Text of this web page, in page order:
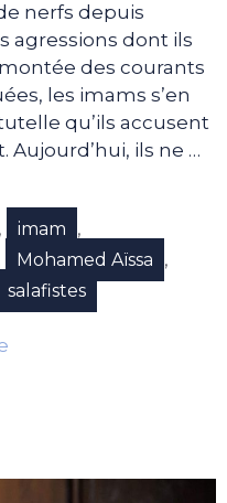
nerfs depuis
agressions dont ils
des courants
les imams s’en
qu’ils accusent
Aujourd’hui, ils ne …
, imam ,
Mohamed Aïssa ,
salafistes